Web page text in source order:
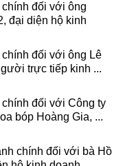
đối với ông
đại diện hộ kinh
đối với ông Lê
trực tiếp kinh ...
đối với Công ty
bóp Hoàng Gia, ...
chính đối với bà Hồ